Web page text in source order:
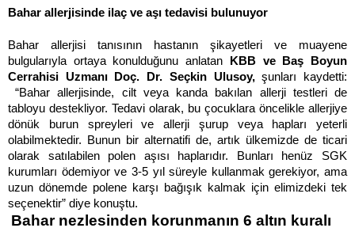
Bahar allerjisinde ilaç ve aşı tedavisi bulunuyor
Bahar allerjisi tanısının hastanın şikayetleri ve muayene
bulgularıyla ortaya konulduğunu anlatan
KBB ve Baş Boyun
Cerrahisi Uzmanı Doç. Dr. Seçkin Ulusoy,şunları kaydetti:
“Bahar allerjisinde, cilt veya kanda bakılan allerji testleri de
tabloyu destekliyor. Tedavi olarak, bu çocuklara öncelikle allerjiye
dönük burun spreyleri ve allerji şurup veya hapları yeterli
olabilmektedir. Bunun bir alternatifi de, artık ülkemizde de ticari
olarak satılabilen polen aşısı haplarıdır. Bunları henüz SGK
kurumları ödemiyor ve 3-5 yıl süreyle kullanmak gerekiyor, ama
uzun dönemde polene karşı bağışık kalmak için elimizdeki tek
seçenektir” diye konuştu.
Bahar nezlesinden korunmanın 6 altın kuralı